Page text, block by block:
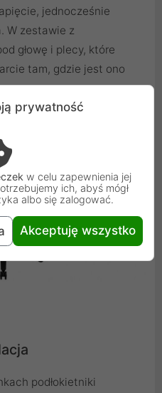
jednocześnie
W zestawie z
głowę i plecy, które
tam, gdzie jest ono
podłokietniki
prywatność
w celu zapewnienia jej
ich, abyś mógł
albo się zalogować.
Akceptuję wszystko